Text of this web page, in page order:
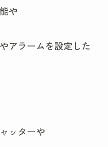
や
アラームを設定した
ッターや